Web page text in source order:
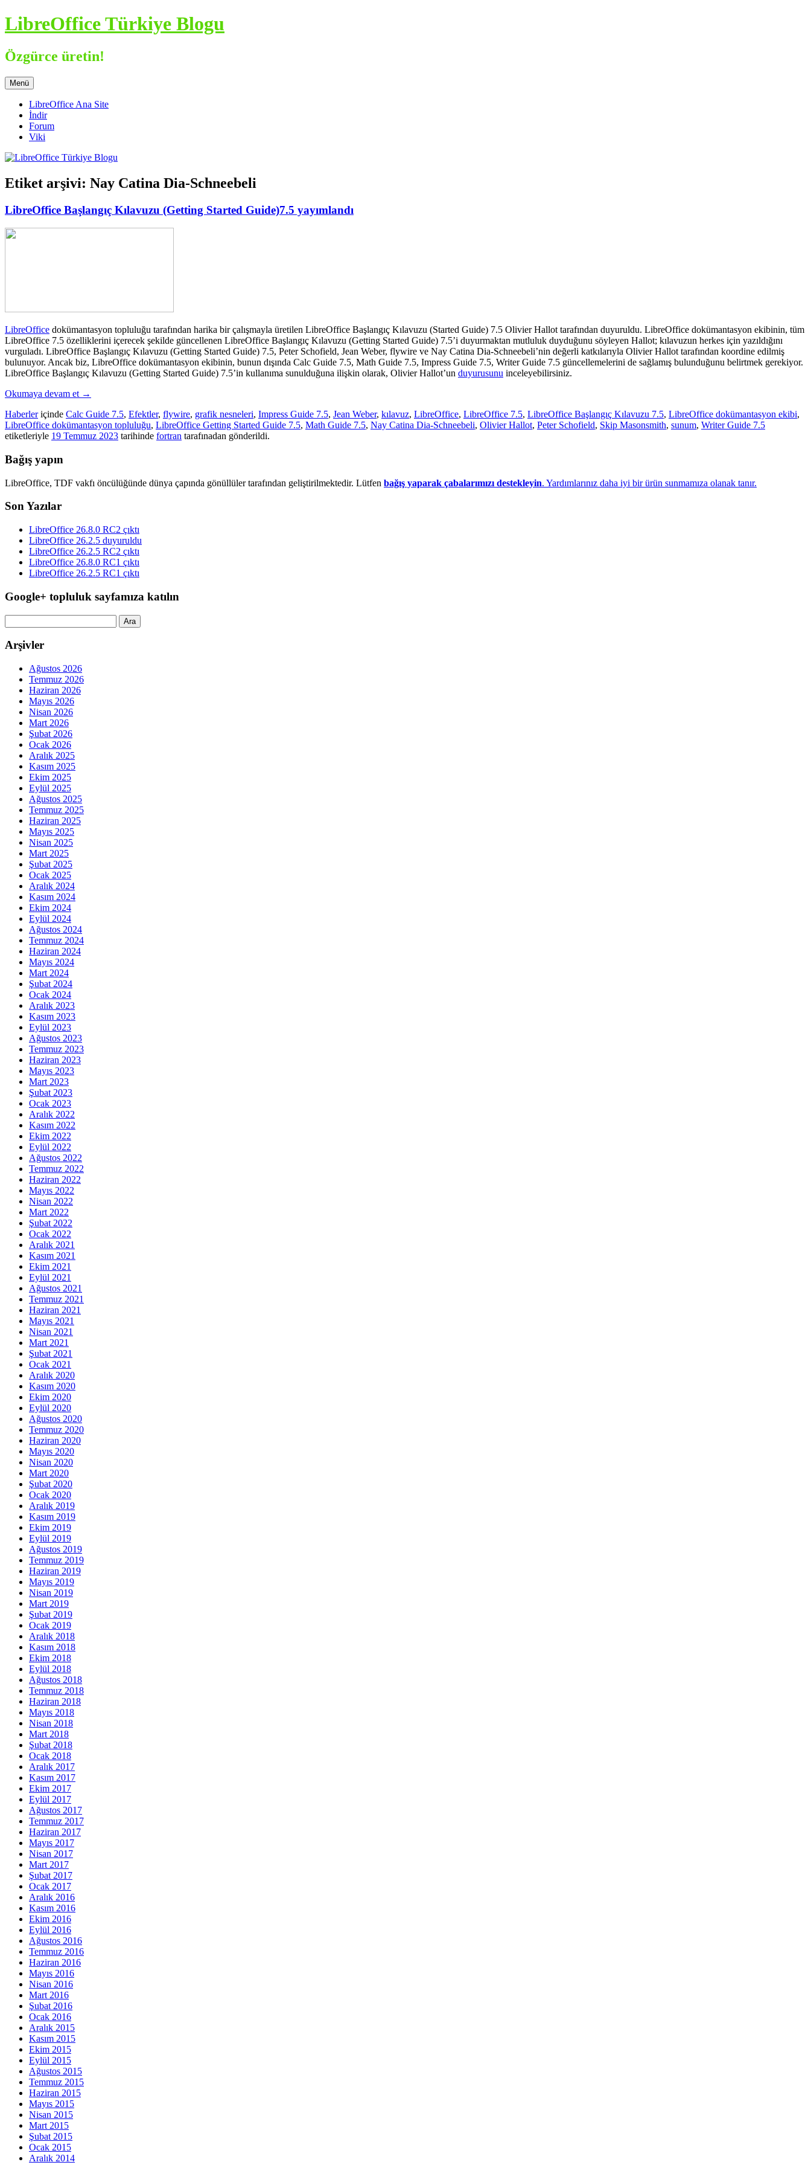
İçeriğe
atla
LibreOffice Türkiye Blogu
Özgürce üretin!
Menü
LibreOffice Ana Site
İndir
Forum
Viki
Etiket arşivi: Nay Catina Dia-Schneebeli
LibreOffice Başlangıç Kılavuzu (Getting Started Guide)7.5 yayımlandı
LibreOffice dokümantasyon topluluğu tarafından harika bir çalışmayla üretilen LibreOffice Başlangıç Kılavuzu (Started Guide) 7.5 Olivier Hallot tarafından duyuruldu. LibreOffice dokümantasyon ekibinin, tüm
LibreOffice 7.5 özelliklerini içerecek şekilde güncellenen LibreOffice Başlangıç Kılavuzu (Getting Started Guide) 7.5’i duyurmaktan mutluluk duyduğunu söyleyen Hallot; kılavuzun herkes için yazıldığını
vurguladı. LibreOffice Başlangıç Kılavuzu (Getting Started Guide) 7.5, Peter Schofield, Jean Weber, flywire ve Nay Catina Dia-Schneebeli’nin değerli katkılarıyla Olivier Hallot tarafından koordine edilmiş
bulunuyor. Ancak biz, LibreOffice dokümantasyon ekibinin, bunun dışında Calc Guide 7.5, Math Guide 7.5, Impress Guide 7.5, Writer Guide 7.5 güncellemelerini de sağlamış bulunduğunu belirtmek gerekiyor.
LibreOffice Başlangıç Kılavuzu (Getting Started Guide) 7.5’in kullanıma sunulduğuna ilişkin olarak, Olivier Hallot’un duyurusunu inceleyebilirsiniz.
Okumaya devam et →
Haberleriçinde Calc Guide 7.5, Efektler, flywire, grafik nesneleri, Impress Guide 7.5, Jean Weber, kılavuz, LibreOffice, LibreOffice 7.5, LibreOffice Başlangıç Kılavuzu 7.5, LibreOffice dokümantasyon ekibi,
LibreOffice dokümantasyon topluluğu, LibreOffice Getting Started Guide 7.5, Math Guide 7.5, Nay Catina Dia-Schneebeli, Olivier Hallot, Peter Schofield, Skip Masonsmith, sunum, Writer Guide 7.5
etiketleriyle 19 Temmuz 2023 tarihinde fortran tarafınadan gönderildi.
Bağış yapın
LibreOffice, TDF vakfı öncülüğünde dünya çapında gönüllüler tarafından geliştirilmektedir. Lütfen bağış yaparak çabalarımızı destekleyin. Yardımlarınız daha iyi bir ürün sunmamıza olanak tanır.
Son Yazılar
LibreOffice 26.8.0 RC2 çıktı
LibreOffice 26.2.5 duyuruldu
LibreOffice 26.2.5 RC2 çıktı
LibreOffice 26.8.0 RC1 çıktı
LibreOffice 26.2.5 RC1 çıktı
Google+ topluluk sayfamıza katılın
Arşivler
Ağustos 2026
Temmuz 2026
Haziran 2026
Mayıs 2026
Nisan 2026
Mart 2026
Şubat 2026
Ocak 2026
Aralık 2025
Kasım 2025
Ekim 2025
Eylül 2025
Ağustos 2025
Temmuz 2025
Haziran 2025
Mayıs 2025
Nisan 2025
Mart 2025
Şubat 2025
Ocak 2025
Aralık 2024
Kasım 2024
Ekim 2024
Eylül 2024
Ağustos 2024
Temmuz 2024
Haziran 2024
Mayıs 2024
Mart 2024
Şubat 2024
Ocak 2024
Aralık 2023
Kasım 2023
Eylül 2023
Ağustos 2023
Temmuz 2023
Haziran 2023
Mayıs 2023
Mart 2023
Şubat 2023
Ocak 2023
Aralık 2022
Kasım 2022
Ekim 2022
Eylül 2022
Ağustos 2022
Temmuz 2022
Haziran 2022
Mayıs 2022
Nisan 2022
Mart 2022
Şubat 2022
Ocak 2022
Aralık 2021
Kasım 2021
Ekim 2021
Eylül 2021
Ağustos 2021
Temmuz 2021
Haziran 2021
Mayıs 2021
Nisan 2021
Mart 2021
Şubat 2021
Ocak 2021
Aralık 2020
Kasım 2020
Ekim 2020
Eylül 2020
Ağustos 2020
Temmuz 2020
Haziran 2020
Mayıs 2020
Nisan 2020
Mart 2020
Şubat 2020
Ocak 2020
Aralık 2019
Kasım 2019
Ekim 2019
Eylül 2019
Ağustos 2019
Temmuz 2019
Haziran 2019
Mayıs 2019
Nisan 2019
Mart 2019
Şubat 2019
Ocak 2019
Aralık 2018
Kasım 2018
Ekim 2018
Eylül 2018
Ağustos 2018
Temmuz 2018
Haziran 2018
Mayıs 2018
Nisan 2018
Mart 2018
Şubat 2018
Ocak 2018
Aralık 2017
Kasım 2017
Ekim 2017
Eylül 2017
Ağustos 2017
Temmuz 2017
Haziran 2017
Mayıs 2017
Nisan 2017
Mart 2017
Şubat 2017
Ocak 2017
Aralık 2016
Kasım 2016
Ekim 2016
Eylül 2016
Ağustos 2016
Temmuz 2016
Haziran 2016
Mayıs 2016
Nisan 2016
Mart 2016
Şubat 2016
Ocak 2016
Aralık 2015
Kasım 2015
Ekim 2015
Eylül 2015
Ağustos 2015
Temmuz 2015
Haziran 2015
Mayıs 2015
Nisan 2015
Mart 2015
Şubat 2015
Ocak 2015
Aralık 2014